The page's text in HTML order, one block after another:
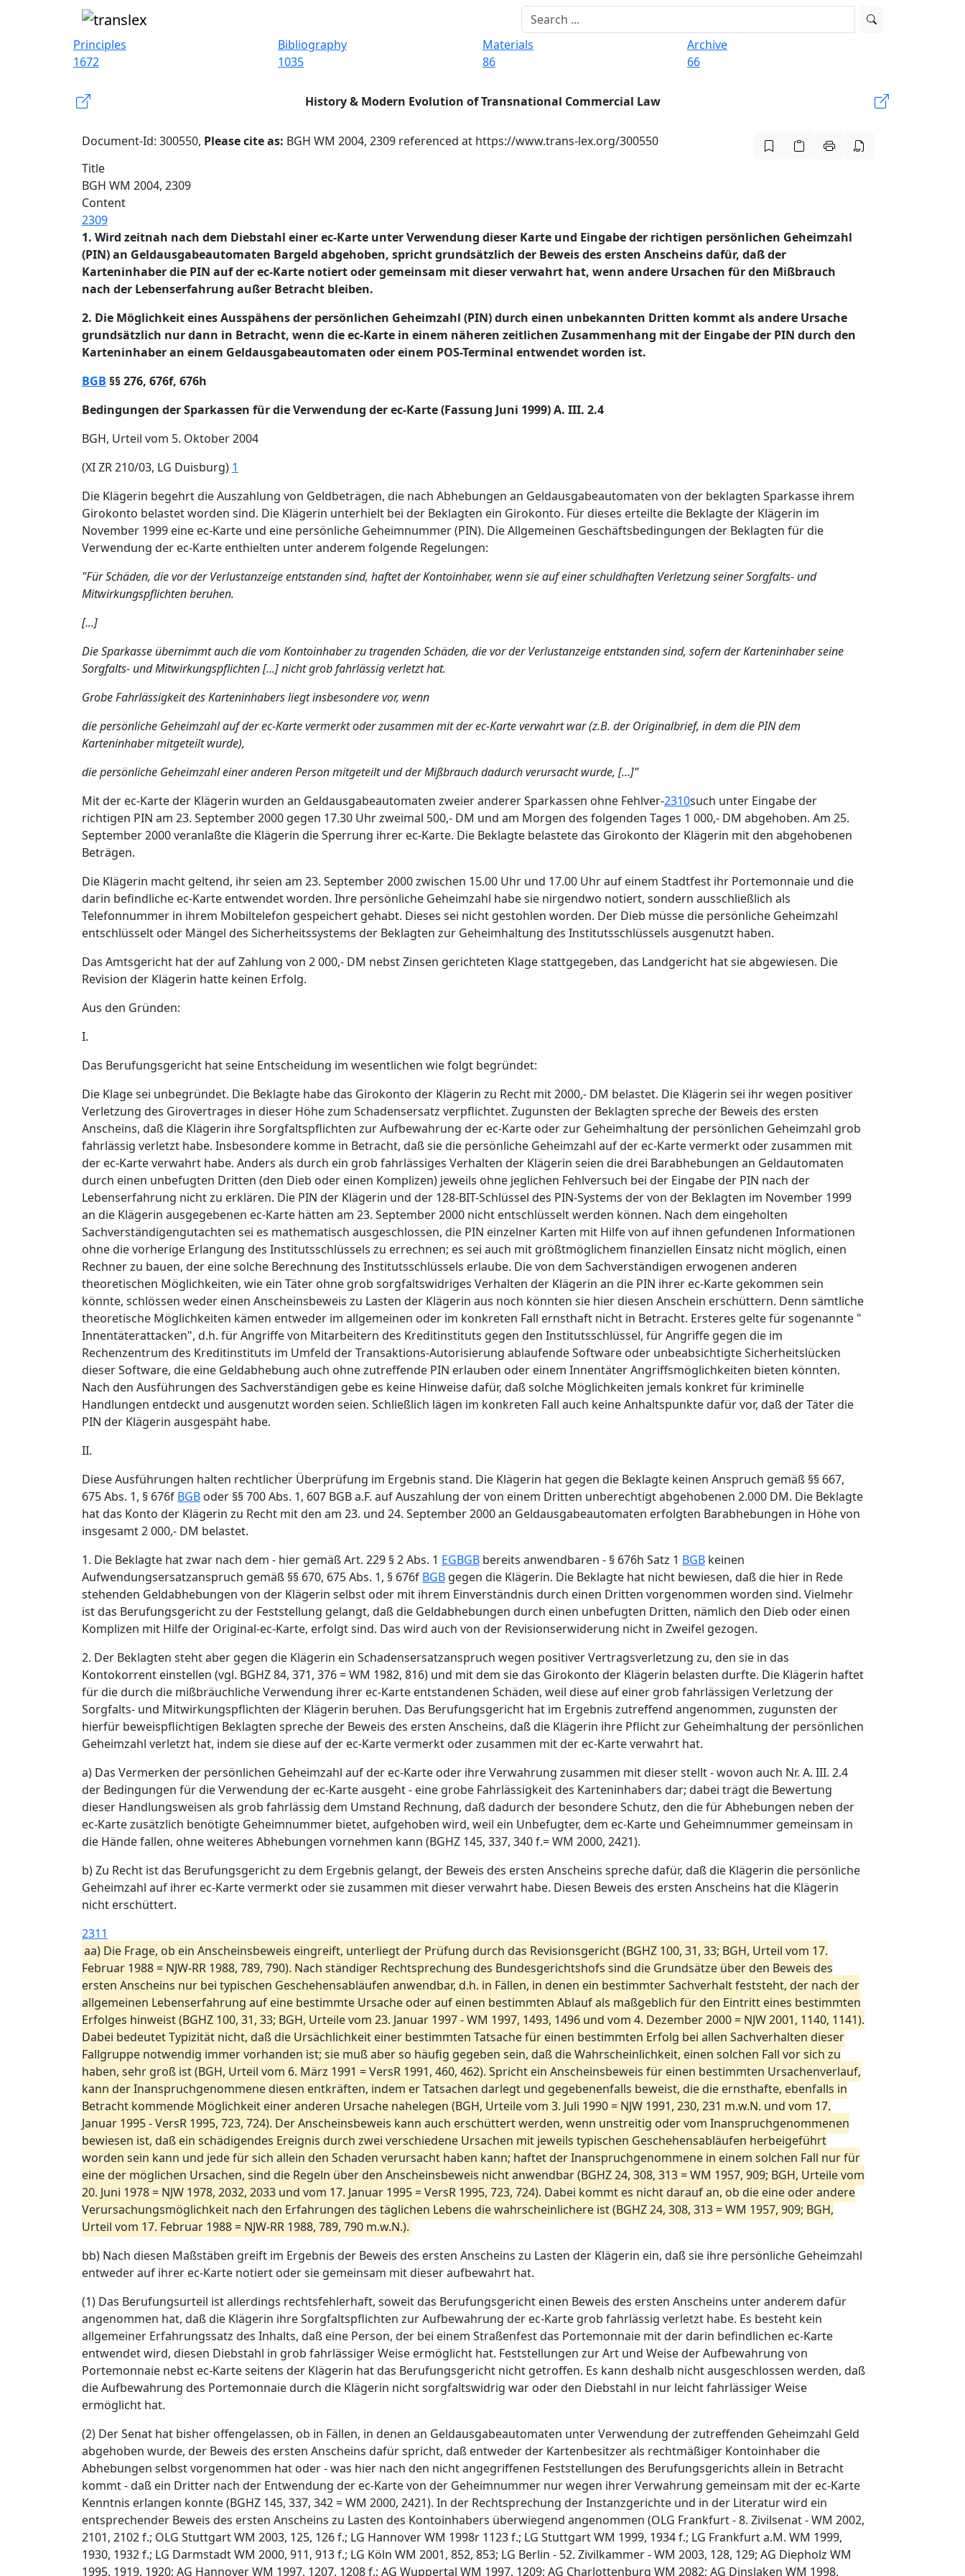
Principles
1672
Bibliography
1035
Materials
86
Archive
66
History & Modern Evolution of Transnational Commercial Law
Document-Id: 300550, Please cite as: BGH WM 2004, 2309 referenced at https://www.trans-lex.org/300550
Title
BGH WM 2004, 2309
Content
2309
1. Wird zeitnah nach dem Diebstahl einer ec-Karte unter Verwendung dieser Karte und Eingabe der richtigen persönlichen Geheimzahl
(PIN) an Geldausgabeautomaten Bargeld abgehoben, spricht grundsätzlich der Beweis des ersten Anscheins dafür, daß der
Karteninhaber die PIN auf der ec-Karte notiert oder gemeinsam mit dieser verwahrt hat, wenn andere Ursachen für den Mißbrauch
nach der Lebenserfahrung außer Betracht bleiben.
2. Die Möglichkeit eines Ausspähens der persönlichen Geheimzahl (PIN) durch einen unbekannten Dritten kommt als andere Ursache
grundsätzlich nur dann in Betracht, wenn die ec-Karte in einem näheren zeitlichen Zusammenhang mit der Eingabe der PIN durch den
Karteninhaber an einem Geldausgabeautomaten oder einem POS-Terminal entwendet worden ist.
BGB §§ 276, 676f, 676h
Bedingungen der Sparkassen für die Verwendung der ec-Karte (Fassung Juni 1999) A. III. 2.4
BGH, Urteil vom 5. Oktober 2004
(XI ZR 210/03, LG Duisburg) 1
Die Klägerin begehrt die Auszahlung von Geldbeträgen, die nach Abhebungen an Geldausgabeautomaten von der beklagten Sparkasse ihrem
Girokonto belastet worden sind. Die Klägerin unterhielt bei der Beklagten ein Girokonto. Für dieses erteilte die Beklagte der Klägerin im
November 1999 eine ec-Karte und eine persönliche Geheimnummer (PIN). Die Allgemeinen Geschäftsbedingungen der Beklagten für die
Verwendung der ec-Karte enthielten unter anderem folgende Regelungen:
"Für Schäden, die vor der Verlustanzeige entstanden sind, haftet der Kontoinhaber, wenn sie auf einer schuldhaften Verletzung seiner Sorgfalts- und
Mitwirkungspflichten beruhen.
[...]
Die Sparkasse übernimmt auch die vom Kontoinhaber zu tragenden Schäden, die vor der Verlustanzeige entstanden sind, sofern der Karteninhaber seine
Sorgfalts- und Mitwirkungspflichten [...] nicht grob fahrlässig verletzt hat.
Grobe Fahrlässigkeit des Karteninhabers liegt insbesondere vor, wenn
die persönliche Geheimzahl auf der ec-Karte vermerkt oder zusammen mit der ec-Karte verwahrt war (z.B. der Originalbrief, in dem die PIN dem
Karteninhaber mitgeteilt wurde),
die persönliche Geheimzahl einer anderen Person mitgeteilt und der Mißbrauch dadurch verursacht wurde, [...]"
Mit der ec-Karte der Klägerin wurden an Geldausgabeautomaten zweier anderer Sparkassen ohne Fehlver-2310such unter Eingabe der
richtigen PIN am 23. September 2000 gegen 17.30 Uhr zweimal 500,- DM und am Morgen des folgenden Tages 1 000,- DM abgehoben. Am 25.
September 2000 veranlaßte die Klägerin die Sperrung ihrer ec-Karte. Die Beklagte belastete das Girokonto der Klägerin mit den abgehobenen
Beträgen.
Die Klägerin macht geltend, ihr seien am 23. September 2000 zwischen 15.00 Uhr und 17.00 Uhr auf einem Stadtfest ihr Portemonnaie und die
darin befindliche ec-Karte entwendet worden. Ihre persönliche Geheimzahl habe sie nirgendwo notiert, sondern ausschließlich als
Telefonnummer in ihrem Mobiltelefon gespeichert gehabt. Dieses sei nicht gestohlen worden. Der Dieb müsse die persönliche Geheimzahl
entschlüsselt oder Mängel des Sicherheitssystems der Beklagten zur Geheimhaltung des Institutsschlüssels ausgenutzt haben.
Das Amtsgericht hat der auf Zahlung von 2 000,- DM nebst Zinsen gerichteten Klage stattgegeben, das Landgericht hat sie abgewiesen. Die
Revision der Klägerin hatte keinen Erfolg.
Aus den Gründen:
I.
Das Berufungsgericht hat seine Entscheidung im wesentlichen wie folgt begründet:
Die Klage sei unbegründet. Die Beklagte habe das Girokonto der Klägerin zu Recht mit 2000,- DM belastet. Die Klägerin sei ihr wegen positiver
Verletzung des Girovertrages in dieser Höhe zum Schadensersatz verpflichtet. Zugunsten der Beklagten spreche der Beweis des ersten
Anscheins, daß die Klägerin ihre Sorgfaltspflichten zur Aufbewahrung der ec-Karte oder zur Geheimhaltung der persönlichen Geheimzahl grob
fahrlässig verletzt habe. Insbesondere komme in Betracht, daß sie die persönliche Geheimzahl auf der ec-Karte vermerkt oder zusammen mit
der ec-Karte verwahrt habe. Anders als durch ein grob fahrlässiges Verhalten der Klägerin seien die drei Barabhebungen an Geldautomaten
durch einen unbefugten Dritten (den Dieb oder einen Komplizen) jeweils ohne jeglichen Fehlversuch bei der Eingabe der PIN nach der
Lebenserfahrung nicht zu erklären. Die PIN der Klägerin und der 128-BIT-Schlüssel des PIN-Systems der von der Beklagten im November 1999
an die Klägerin ausgegebenen ec-Karte hätten am 23. September 2000 nicht entschlüsselt werden können. Nach dem eingeholten
Sachverständigengutachten sei es mathematisch ausgeschlossen, die PIN einzelner Karten mit Hilfe von auf ihnen gefundenen Informationen
ohne die vorherige Erlangung des Institutsschlüssels zu errechnen; es sei auch mit größtmöglichem finanziellen Einsatz nicht möglich, einen
Rechner zu bauen, der eine solche Berechnung des Institutsschlüssels erlaube. Die von dem Sachverständigen erwogenen anderen
theoretischen Möglichkeiten, wie ein Täter ohne grob sorgfaltswidriges Verhalten der Klägerin an die PIN ihrer ec-Karte gekommen sein
könnte, schlössen weder einen Anscheinsbeweis zu Lasten der Klägerin aus noch könnten sie hier diesen Anschein erschüttern. Denn sämtliche
theoretische Möglichkeiten kämen entweder im allgemeinen oder im konkreten Fall ernsthaft nicht in Betracht. Ersteres gelte für sogenannte "
Innentäterattacken", d.h. für Angriffe von Mitarbeitern des Kreditinstituts gegen den Institutsschlüssel, für Angriffe gegen die im
Rechenzentrum des Kreditinstituts im Umfeld der Transaktions-Autorisierung ablaufende Software oder unbeabsichtigte Sicherheitslücken
dieser Software, die eine Geldabhebung auch ohne zutreffende PIN erlauben oder einem Innentäter Angriffsmöglichkeiten bieten könnten.
Nach den Ausführungen des Sachverständigen gebe es keine Hinweise dafür, daß solche Möglichkeiten jemals konkret für kriminelle
Handlungen entdeckt und ausgenutzt worden seien. Schließlich lägen im konkreten Fall auch keine Anhaltspunkte dafür vor, daß der Täter die
PIN der Klägerin ausgespäht habe.
II.
Diese Ausführungen halten rechtlicher Überprüfung im Ergebnis stand. Die Klägerin hat gegen die Beklagte keinen Anspruch gemäß §§ 667,
675 Abs. 1, § 676f BGB oder §§ 700 Abs. 1, 607 BGB a.F. auf Auszahlung der von einem Dritten unberechtigt abgehobenen 2.000 DM. Die Beklagte
hat das Konto der Klägerin zu Recht mit den am 23. und 24. September 2000 an Geldausgabeautomaten erfolgten Barabhebungen in Höhe von
insgesamt 2 000,- DM belastet.
1. Die Beklagte hat zwar nach dem - hier gemäß Art. 229 § 2 Abs. 1 EGBGB bereits anwendbaren - § 676h Satz 1 BGB keinen
Aufwendungsersatzanspruch gemäß §§ 670, 675 Abs. 1, § 676f BGB gegen die Klägerin. Die Beklagte hat nicht bewiesen, daß die hier in Rede
stehenden Geldabhebungen von der Klägerin selbst oder mit ihrem Einverständnis durch einen Dritten vorgenommen worden sind. Vielmehr
ist das Berufungsgericht zu der Feststellung gelangt, daß die Geldabhebungen durch einen unbefugten Dritten, nämlich den Dieb oder einen
Komplizen mit Hilfe der Original-ec-Karte, erfolgt sind. Das wird auch von der Revisionserwiderung nicht in Zweifel gezogen.
2. Der Beklagten steht aber gegen die Klägerin ein Schadensersatzanspruch wegen positiver Vertragsverletzung zu, den sie in das
Kontokorrent einstellen (vgl. BGHZ 84, 371, 376 = WM 1982, 816) und mit dem sie das Girokonto der Klägerin belasten durfte. Die Klägerin haftet
für die durch die mißbräuchliche Verwendung ihrer ec-Karte entstandenen Schäden, weil diese auf einer grob fahrlässigen Verletzung der
Sorgfalts- und Mitwirkungspflichten der Klägerin beruhen. Das Berufungsgericht hat im Ergebnis zutreffend angenommen, zugunsten der
hierfür beweispflichtigen Beklagten spreche der Beweis des ersten Anscheins, daß die Klägerin ihre Pflicht zur Geheimhaltung der persönlichen
Geheimzahl verletzt hat, indem sie diese auf der ec-Karte vermerkt oder zusammen mit der ec-Karte verwahrt hat.
a) Das Vermerken der persönlichen Geheimzahl auf der ec-Karte oder ihre Verwahrung zusammen mit dieser stellt - wovon auch Nr. A. III. 2.4
der Bedingungen für die Verwendung der ec-Karte ausgeht - eine grobe Fahrlässigkeit des Karteninhabers dar; dabei trägt die Bewertung
dieser Handlungsweisen als grob fahrlässig dem Umstand Rechnung, daß dadurch der besondere Schutz, den die für Abhebungen neben der
ec-Karte zusätzlich benötigte Geheimnummer bietet, aufgehoben wird, weil ein Unbefugter, dem ec-Karte und Geheimnummer gemeinsam in
die Hände fallen, ohne weiteres Abhebungen vornehmen kann (BGHZ 145, 337, 340 f.= WM 2000, 2421).
b) Zu Recht ist das Berufungsgericht zu dem Ergebnis gelangt, der Beweis des ersten Anscheins spreche dafür, daß die Klägerin die persönliche
Geheimzahl auf ihrer ec-Karte vermerkt oder sie zusammen mit dieser verwahrt habe. Diesen Beweis des ersten Anscheins hat die Klägerin
nicht erschüttert.
2311
aa) Die Frage, ob ein Anscheinsbeweis eingreift, unterliegt der Prüfung durch das Revisionsgericht (BGHZ 100, 31, 33; BGH, Urteil vom 17.
Februar 1988 = NJW-RR 1988, 789, 790). Nach ständiger Rechtsprechung des Bundesgerichtshofs sind die Grundsätze über den Beweis des
ersten Anscheins nur bei typischen Geschehensabläufen anwendbar, d.h. in Fällen, in denen ein bestimmter Sachverhalt feststeht, der nach der
allgemeinen Lebenserfahrung auf eine bestimmte Ursache oder auf einen bestimmten Ablauf als maßgeblich für den Eintritt eines bestimmten
Erfolges hinweist (BGHZ 100, 31, 33; BGH, Urteile vom 23. Januar 1997 - WM 1997, 1493, 1496 und vom 4. Dezember 2000 = NJW 2001, 1140, 1141).
Dabei bedeutet Typizität nicht, daß die Ursächlichkeit einer bestimmten Tatsache für einen bestimmten Erfolg bei allen Sachverhalten dieser
Fallgruppe notwendig immer vorhanden ist; sie muß aber so häufig gegeben sein, daß die Wahrscheinlichkeit, einen solchen Fall vor sich zu
haben, sehr groß ist (BGH, Urteil vom 6. März 1991 = VersR 1991, 460, 462). Spricht ein Anscheinsbeweis für einen bestimmten Ursachenverlauf,
kann der Inanspruchgenommene diesen entkräften, indem er Tatsachen darlegt und gegebenenfalls beweist, die die ernsthafte, ebenfalls in
Betracht kommende Möglichkeit einer anderen Ursache nahelegen (BGH, Urteile vom 3. Juli 1990 = NJW 1991, 230, 231 m.w.N. und vom 17.
Januar 1995 - VersR 1995, 723, 724). Der Anscheinsbeweis kann auch erschüttert werden, wenn unstreitig oder vom Inanspruchgenommenen
bewiesen ist, daß ein schädigendes Ereignis durch zwei verschiedene Ursachen mit jeweils typischen Geschehensabläufen herbeigeführt
worden sein kann und jede für sich allein den Schaden verursacht haben kann; haftet der Inanspruchgenommene in einem solchen Fall nur für
eine der möglichen Ursachen, sind die Regeln über den Anscheinsbeweis nicht anwendbar (BGHZ 24, 308, 313 = WM 1957, 909; BGH, Urteile vom
20. Juni 1978 = NJW 1978, 2032, 2033 und vom 17. Januar 1995 = VersR 1995, 723, 724). Dabei kommt es nicht darauf an, ob die eine oder andere
Verursachungsmöglichkeit nach den Erfahrungen des täglichen Lebens die wahrscheinlichere ist (BGHZ 24, 308, 313 = WM 1957, 909; BGH,
Urteil vom 17. Februar 1988 = NJW-RR 1988, 789, 790 m.w.N.).
bb) Nach diesen Maßstäben greift im Ergebnis der Beweis des ersten Anscheins zu Lasten der Klägerin ein, daß sie ihre persönliche Geheimzahl
entweder auf ihrer ec-Karte notiert oder sie gemeinsam mit dieser aufbewahrt hat.
(1) Das Berufungsurteil ist allerdings rechtsfehlerhaft, soweit das Berufungsgericht einen Beweis des ersten Anscheins unter anderem dafür
angenommen hat, daß die Klägerin ihre Sorgfaltspflichten zur Aufbewahrung der ec-Karte grob fahrlässig verletzt habe. Es besteht kein
allgemeiner Erfahrungssatz des Inhalts, daß eine Person, der bei einem Straßenfest das Portemonnaie mit der darin befindlichen ec-Karte
entwendet wird, diesen Diebstahl in grob fahrlässiger Weise ermöglicht hat. Feststellungen zur Art und Weise der Aufbewahrung von
Portemonnaie nebst ec-Karte seitens der Klägerin hat das Berufungsgericht nicht getroffen. Es kann deshalb nicht ausgeschlossen werden, daß
die Aufbewahrung des Portemonnaie durch die Klägerin nicht sorgfaltswidrig war oder den Diebstahl in nur leicht fahrlässiger Weise
ermöglicht hat.
(2) Der Senat hat bisher offengelassen, ob in Fällen, in denen an Geldausgabeautomaten unter Verwendung der zutreffenden Geheimzahl Geld
abgehoben wurde, der Beweis des ersten Anscheins dafür spricht, daß entweder der Kartenbesitzer als rechtmäßiger Kontoinhaber die
Abhebungen selbst vorgenommen hat oder - was hier nach den nicht angegriffenen Feststellungen des Berufungsgerichts allein in Betracht
kommt - daß ein Dritter nach der Entwendung der ec-Karte von der Geheimnummer nur wegen ihrer Verwahrung gemeinsam mit der ec-Karte
Kenntnis erlangen konnte (BGHZ 145, 337, 342 = WM 2000, 2421). In der Rechtsprechung der Instanzgerichte und in der Literatur wird ein
entsprechender Beweis des ersten Anscheins zu Lasten des Kontoinhabers überwiegend angenommen (OLG Frankfurt - 8. Zivilsenat - WM 2002,
2101, 2102 f.; OLG Stuttgart WM 2003, 125, 126 f.; LG Hannover WM 1998r 1123 f.; LG Stuttgart WM 1999, 1934 f.; LG Frankfurt a.M. WM 1999,
1930, 1932 f.; LG Darmstadt WM 2000, 911, 913 f.; LG Köln WM 2001, 852, 853; LG Berlin - 52. Zivilkammer - WM 2003, 128, 129; AG Diepholz WM
1995, 1919, 1920; AG Hannover WM 1997, 1207, 1208 f.; AG Wuppertal WM 1997, 1209; AG Charlottenburg WM 2082; AG Dinslaken WM 1998,